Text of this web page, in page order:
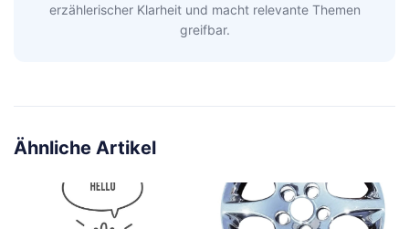
erzählerischer Klarheit und macht relevante Themen
greifbar.
Ähnliche Artikel